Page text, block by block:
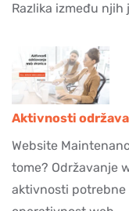
Razlika između
Aktivnosti
Website
tome? Održavanje
aktivnosti potrebne